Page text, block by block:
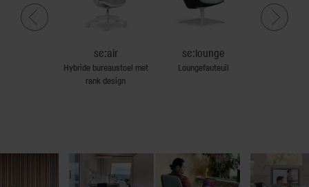
se:air
Hybride bureaustoel met
rank design
se:lounge
Loungefauteuil